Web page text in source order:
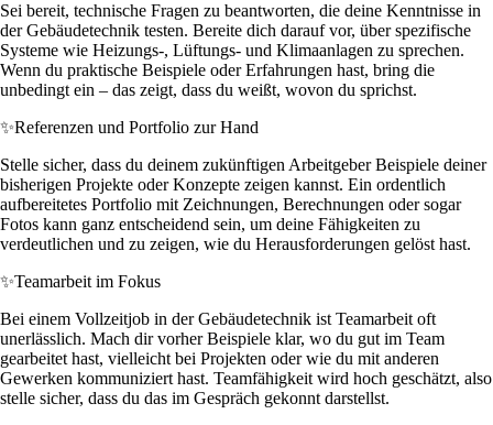
Sei bereit, technische Fragen zu beantworten, die deine Kenntnisse in
der Gebäudetechnik testen. Bereite dich darauf vor, über spezifische
Systeme wie Heizungs-, Lüftungs- und Klimaanlagen zu sprechen.
Wenn du praktische Beispiele oder Erfahrungen hast, bring die
unbedingt ein – das zeigt, dass du weißt, wovon du sprichst.
✨Referenzen und Portfolio zur Hand
Stelle sicher, dass du deinem zukünftigen Arbeitgeber Beispiele deiner
bisherigen Projekte oder Konzepte zeigen kannst. Ein ordentlich
aufbereitetes Portfolio mit Zeichnungen, Berechnungen oder sogar
Fotos kann ganz entscheidend sein, um deine Fähigkeiten zu
verdeutlichen und zu zeigen, wie du Herausforderungen gelöst hast.
✨Teamarbeit im Fokus
Bei einem Vollzeitjob in der Gebäudetechnik ist Teamarbeit oft
unerlässlich. Mach dir vorher Beispiele klar, wo du gut im Team
gearbeitet hast, vielleicht bei Projekten oder wie du mit anderen
Gewerken kommuniziert hast. Teamfähigkeit wird hoch geschätzt, also
stelle sicher, dass du das im Gespräch gekonnt darstellst.